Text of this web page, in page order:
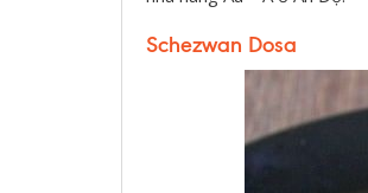
Schezwan Dosa